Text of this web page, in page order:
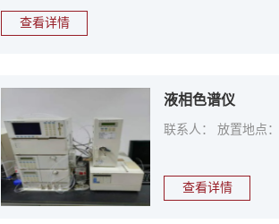
查看详情
液相色谱仪
联系人： 放置地点
查看详情